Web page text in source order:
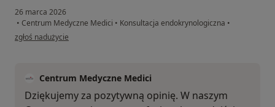
26 marca 2026
• Centrum Medyczne Medici • Konsultacja endokrynologiczna •
w opinii użytkownika Maja
zgłoś nadużycie
Centrum Medyczne Medici
Dziękujemy za pozytywną opinię. W naszym